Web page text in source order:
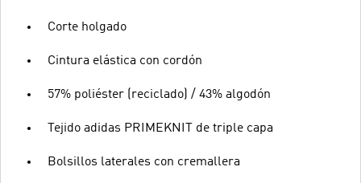
Corte holgado
Cintura elástica con cordón
57% poliéster (reciclado) / 43% algodón
Tejido adidas PRIMEKNIT de triple capa
Bolsillos laterales con cremallera